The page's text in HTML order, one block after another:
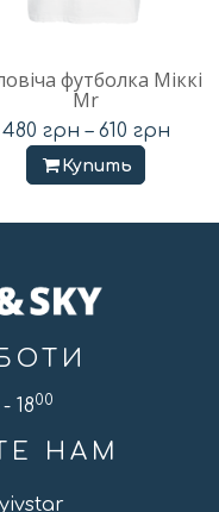
футболка Міккі
Mr
480 грн – 610 грн
Купить
- 1800
НАМ